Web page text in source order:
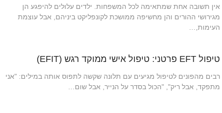
אין תשובה אחת שמתאימה לכל המשפחות. ילדים עלולים להיפגע הן
מגירושי ההורים והן מחשיפה ממושכת לקונפליקט ביניהם, אבל עוצמת
העימות,…
טיפול EFT פרטני: טיפול אישי ממוקד רגש (EFIT)
רבים מהפונים לטיפול מגיעים עם תלונה שקשה לתפוס אותה במילים: "אני
מתפקד, אבל ריק", "הכול בסדר על הנייר, אבל שום…